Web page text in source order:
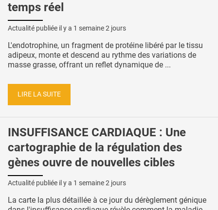
temps réel
Actualité publiée il y a 1 semaine 2 jours
L'endotrophine, un fragment de protéine libéré par le tissu
adipeux, monte et descend au rythme des variations de
masse grasse, offrant un reflet dynamique de ...
LIRE LA SUITE
INSUFFISANCE CARDIAQUE : Une
cartographie de la régulation des
gènes ouvre de nouvelles cibles
Actualité publiée il y a 1 semaine 2 jours
La carte la plus détaillée à ce jour du dérèglement génique